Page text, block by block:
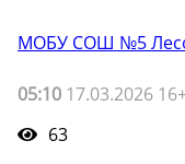
МОБУ СОШ №5
05:10 17.03.2026
63